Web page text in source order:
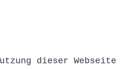
dieser Webseite